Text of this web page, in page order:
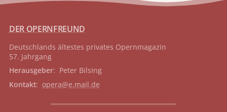
DER OPERNFREUND
Deutschlands ältestes privates Opernmagazin
57. Jahrgang
Herausgeber: Peter Bilsing
Kontakt: opera@e.mail.de